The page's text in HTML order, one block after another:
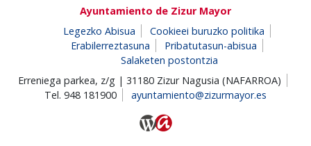
Ayuntamiento de Zizur Mayor
Legezko Abisua
Cookieei buruzko politika
Erabilerreztasuna
Pribatutasun-abisua
Salaketen postontzia
Erreniega parkea, z/g | 31180 Zizur Nagusia (NAFARROA)
Tel. 948 181900
ayuntamiento@zizurmayor.es